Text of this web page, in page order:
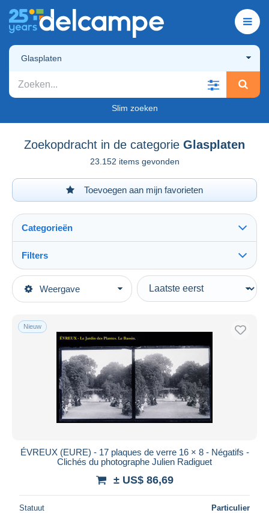
Glasplaten
Slim zoeken
Zoekopdracht in de categorie Glasplaten
23.152 items gevonden
Toevoegen aan mijn favorieten
Weergave
Categorieën
Topcategorieën
Glasplaten
Filters
Type verkopen
Actief
Veiling met biedingen
Veilingen zonder biedingen
Veilinghuizen
Verkocht
Alle looptijden
Eindigt binnen
Prijs
Nieuw
ÉVREUX (EURE) - 17 plaques de verre 16 × 8 - Négatifs -
Clichés du photographe Julien Radiguet
± US$ 86,69
Statuut Particulier